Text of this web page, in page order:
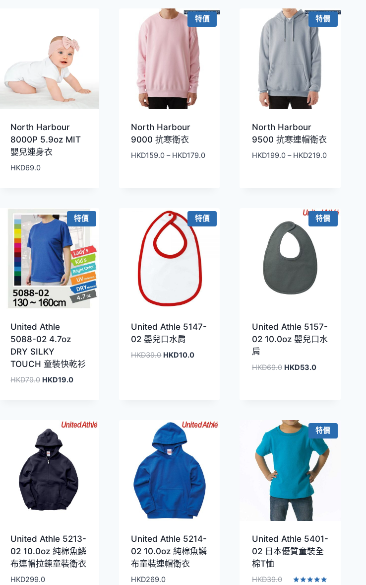
HKD27.0。HKD10.0。
North Harbour
8000P 5.9oz MIT
嬰兒連身衣
HKD69.0
特價
North Harbour
9000 抗寒衛衣
HKD159.0 – HKD179.0價
到
HKD179.0
特價
North Harbour
9500 抗寒連帽衛衣
HKD199.0 – HKD219.0價
到
HKD219.0
特價
United Athle
5088-02 4.7oz
DRY SILKY
TOUCH 童裝快乾衫
HKD79.0 原
HKD79.0。
HKD19.0目
HKD19.0。
特價
United Athle 5147-
02 嬰兒口水肩
HKD39.0 原
HKD10.0目
特價
United Athle 5157-
02 10.0oz 嬰兒口水
肩
HKD69.0 原
HKD53.0目
United Athle 5213-
02 10.0oz 純棉魚鱗
布連帽拉鍊童裝衛衣
HKD299.0
United Athle 5214-
02 10.0oz 純棉魚鱗
布童裝連帽衛衣
HKD269.0
特價
United Athle 5401-
02 日本優質童裝全
棉T恤
HKD39.0原